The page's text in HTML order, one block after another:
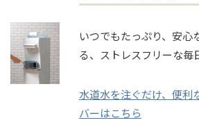
いつでもたっぷり、安心
る、ストレスフリーな毎
水道水を注ぐだけ、便利
バーはこちら